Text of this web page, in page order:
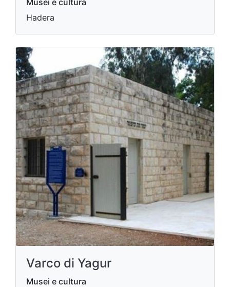
Musei e cultura
Hadera
Varco di Yagur
Musei e cultura